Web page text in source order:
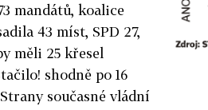
mandátů, koalice
43 míst, SPD 27,
měli 25 křesel
shodně po 16
současné vládní